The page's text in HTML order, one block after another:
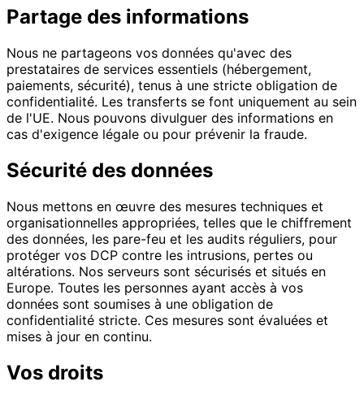
Partage des informations
Nous ne partageons vos données qu'avec des
prestataires de services essentiels (hébergement,
paiements, sécurité), tenus à une stricte obligation de
confidentialité. Les transferts se font uniquement au sein
de l'UE. Nous pouvons divulguer des informations en
cas d'exigence légale ou pour prévenir la fraude.
Sécurité des données
Nous mettons en œuvre des mesures techniques et
organisationnelles appropriées, telles que le chiffrement
des données, les pare-feu et les audits réguliers, pour
protéger vos DCP contre les intrusions, pertes ou
altérations. Nos serveurs sont sécurisés et situés en
Europe. Toutes les personnes ayant accès à vos
données sont soumises à une obligation de
confidentialité stricte. Ces mesures sont évaluées et
mises à jour en continu.
Vos droits